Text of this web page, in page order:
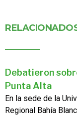
Debatieron
Punta Alta
En la sede de la
Regional Bahía